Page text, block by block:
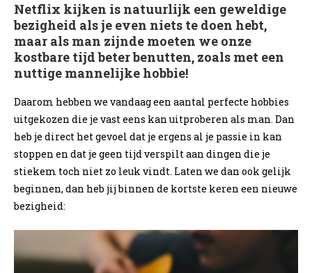
Netflix kijken is natuurlijk een geweldige
bezigheid als je even niets te doen hebt,
maar als man zijnde moeten we onze
kostbare tijd beter benutten, zoals met een
nuttige mannelijke hobbie!
Daarom hebben we vandaag een aantal perfecte hobbies
uitgekozen die je vast eens kan uitproberen als man. Dan
heb je direct het gevoel dat je ergens al je passie in kan
stoppen en dat je geen tijd verspilt aan dingen die je
stiekem toch niet zo leuk vindt. Laten we dan ook gelijk
beginnen, dan heb jij binnen de kortste keren een nieuwe
bezigheid: